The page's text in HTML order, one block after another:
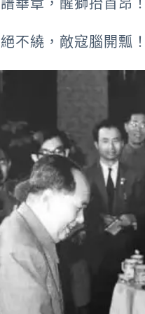
華章，醒獅抬首昂
不繞，敵寇腦開瓢